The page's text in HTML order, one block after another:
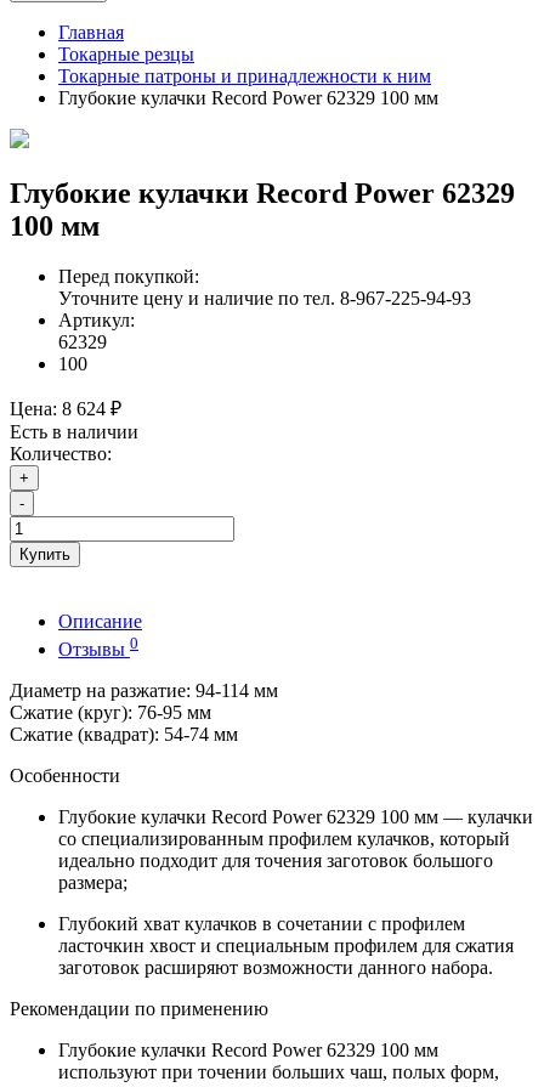
Главная
Токарные резцы
Токарные патроны и принадлежности к ним
Глубокие кулачки Record Power 62329 100 мм
Глубокие кулачки Record Power 62329
100 мм
Перед покупкой:
Уточните цену и наличие по тел. 8-967-225-94-93
Артикул:
62329
100
Цена: 8 624 ₽
Есть в наличии
Количество:
+
-
Купить
Описание
Отзывы 0
Диаметр на разжатие: 94-114 мм
Сжатие (круг): 76-95 мм
Сжатие (квадрат): 54-74 мм
Особенности
Глубокие кулачки Record Power 62329 100 мм — кулачки
со специализированным профилем кулачков, который
идеально подходит для точения заготовок большого
размера;
Глубокий хват кулачков в сочетании с профилем
ласточкин хвост и специальным профилем для сжатия
заготовок расширяют возможности данного набора.
Рекомендации по применению
Глубокие кулачки Record Power 62329 100 мм
используют при точении больших чаш, полых форм,